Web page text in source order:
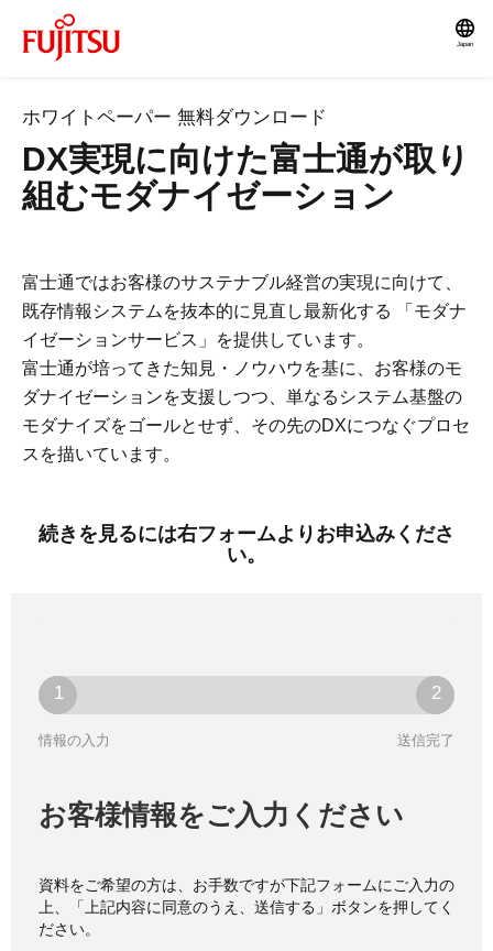
Japan
ホワイトペーパー 無料ダウンロード
DX実現に向けた富士通が取り
組むモダナイゼーション
富士通ではお客様のサステナブル経営の実現に向けて、
既存情報システムを抜本的に見直し最新化する 「モダナ
イゼーションサービス」を提供しています。
富士通が培ってきた知見・ノウハウを基に、お客様のモ
ダナイゼーションを支援しつつ、単なるシステム基盤の
モダナイズをゴールとせず、その先のDXにつなぐプロセ
スを描いています。
続きを見るには右フォームよりお申込みくださ
い。
情報の入力 送信完了
お客様情報をご入力ください
資料をご希望の方は、お手数ですが下記フォームにご入力の
上、「上記内容に同意のうえ、送信する」ボタンを押してく
ださい。